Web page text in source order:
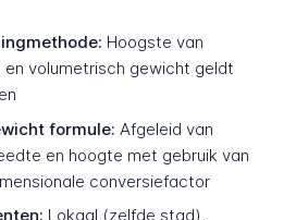
Hoogste van
volumetrisch gewicht geldt
formule: Afgeleid van
en hoogte met gebruik van
conversiefactor
Lokaal (zelfde stad),